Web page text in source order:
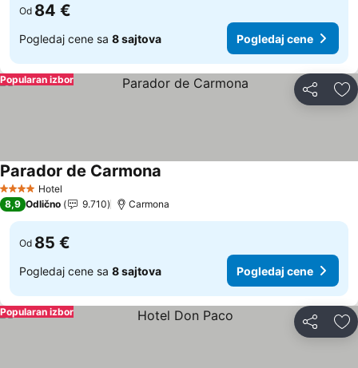
Od 84 €
Pogledaj cene sa 8 sajtova Pogledaj cene
Deli
Popularan izbor
4 ZvezdiceHotel
Parador de Carmona
8,9 Odlično 9.710 Carmona
Od 85 €
Pogledaj cene sa 8 sajtova Pogledaj cene
Deli
Popularan izbor